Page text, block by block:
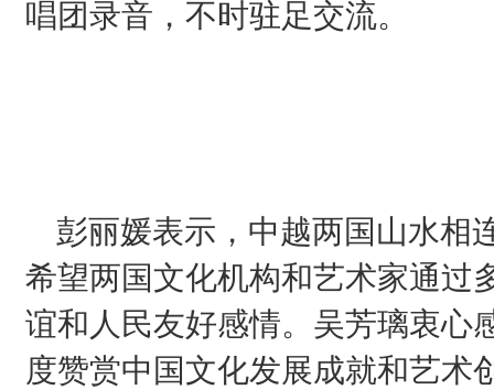
唱团录音，不时驻足交流。
彭丽媛表示，中越两国山水相
希望两国文化机构和艺术家通过
谊和人民友好感情。吴芳璃衷心
度赞赏中国文化发展成就和艺术